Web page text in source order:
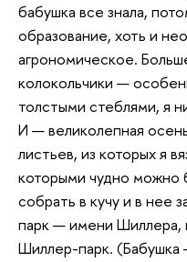
бабушка все знала,
образование, хоть и
агрономическое.
колокольчики —
толстыми стеблями, я
И — великолепная
листьев, из которых я
которыми чудно
собрать в кучу и в нее
парк — имени Шиллера,
Шиллер-парк.